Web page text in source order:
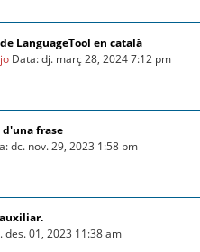
LanguageTool en català
Data: dj. març 28, 2024 7:12 pm
frase
dc. nov. 29, 2023 1:58 pm
des. 01, 2023 11:38 am